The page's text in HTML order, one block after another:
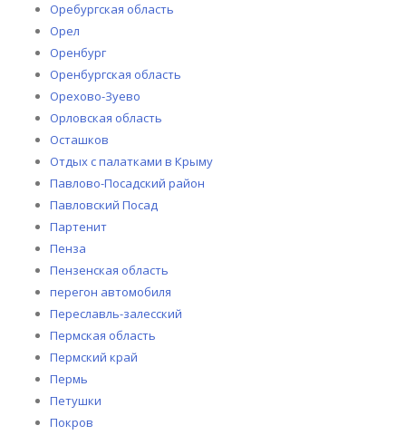
Оребургская область
Орел
Оренбург
Оренбургская область
Орехово-Зуево
Орловская область
Осташков
Отдых с палатками в Крыму
Павлово-Посадский район
Павловский Посад
Партенит
Пенза
Пензенская область
перегон автомобиля
Переславль-залесский
Пермская область
Пермский край
Пермь
Петушки
Покров